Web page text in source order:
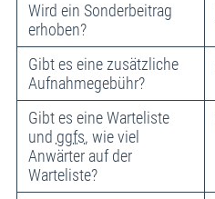
Wird ein Sonderbeitrag
erhoben?
Gibt es eine zusätzliche
Aufnahmegebühr?
Gibt es eine Warteliste
und ggfs. wie viel
Anwärter auf der
Warteliste?